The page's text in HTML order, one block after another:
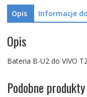
Opis Informacje
Opis
Bateria B-U2 do VIVO
Podobne produkty